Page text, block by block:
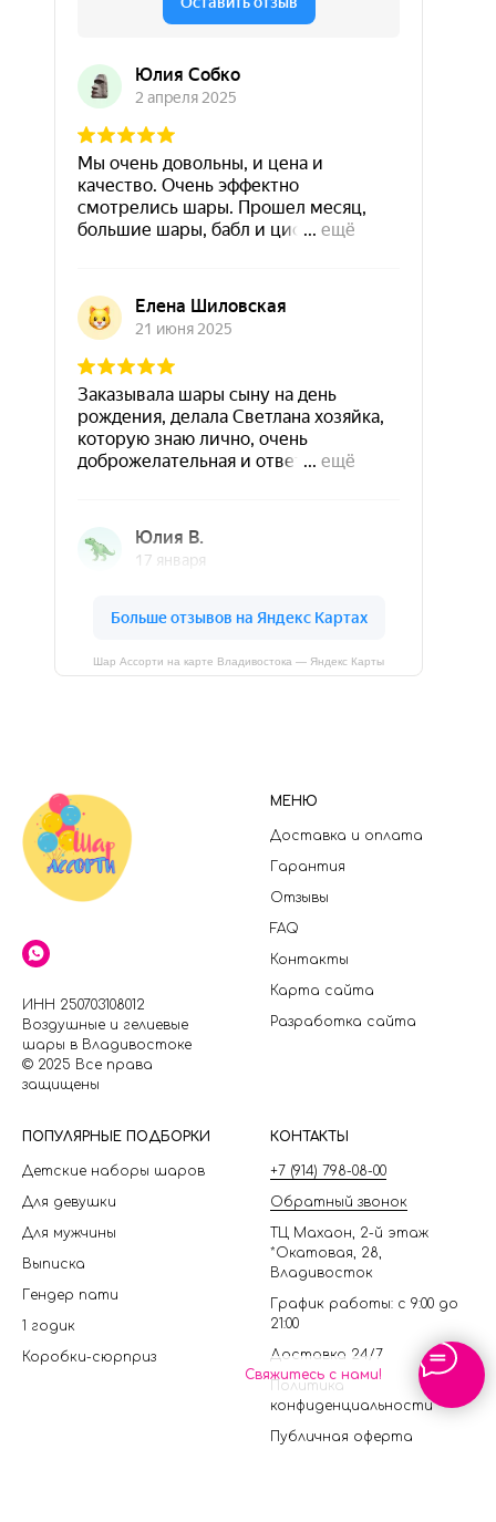
Свяжитесь с нами!
Шар Ассорти на карте Владивостока — Яндекс Карты
ИНН 250703108012
Воздушные и гелиевые
шары в Владивостоке
© 2025 Все права
защищены
МЕНЮ
Доставка и оплата
Гарантия
Отзывы
FAQ
Контакты
Карта сайта
Разработка сайта
ПОПУЛЯРНЫЕ ПОДБОРКИ
Детские наборы шаров
Для девушки
Для мужчины
Выписка
Гендер пати
1 годик
Коробки-сюрприз
КОНТАКТЫ
+7 (914) 798-08-00
Обратный звонок
ТЦ Махаон, 2-й этаж
*Окатовая, 28,
Владивосток
График работы: с 9:00 до
21:00
Доставка 24/7
Политика
конфиденциальности
Публичная оферта